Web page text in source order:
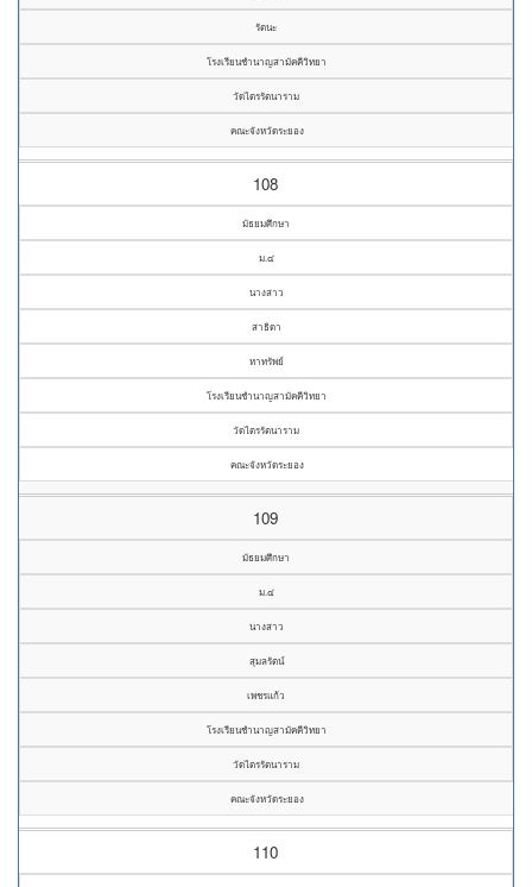
รัตนะ
โรงเรียนชำนาญสามัคคีวิทยา
วัดไตรรัตนาราม
คณะจังหวัดระยอง
108
มัธยมศึกษา
ม.๔
นางสาว
สาธิดา
หาทรัพย์
โรงเรียนชำนาญสามัคคีวิทยา
วัดไตรรัตนาราม
คณะจังหวัดระยอง
109
มัธยมศึกษา
ม.๔
นางสาว
สุมลรัตน์
เพชรแก้ว
โรงเรียนชำนาญสามัคคีวิทยา
วัดไตรรัตนาราม
คณะจังหวัดระยอง
110